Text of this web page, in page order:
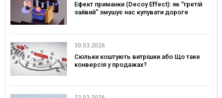
Ефект приманки (Decoy Effect): як “третій
зайвий” змушує нас купувати дороге
30.03.2026
Скільки коштують витрішки або Що таке
конверсія у продажах?